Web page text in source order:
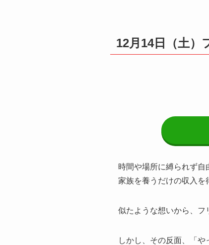
12月14日（土）
時間や場所に縛られず自
家族を養うだけの収入を
似たような想いから、フ
しかし、その反面、「